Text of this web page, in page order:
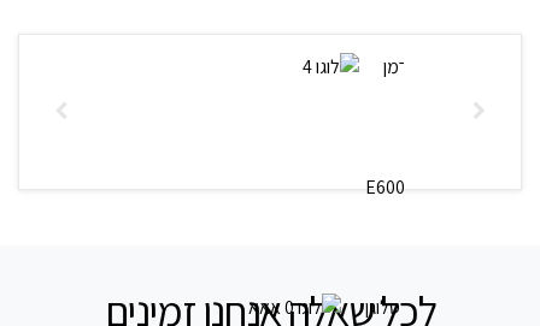
לכל שאלה אנחנו זמינים